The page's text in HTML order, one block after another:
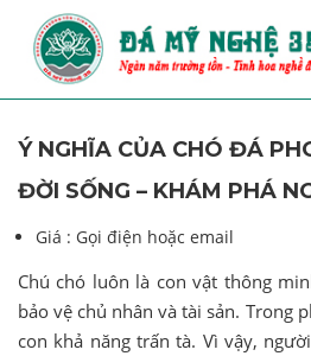
Ý NGHĨA CỦA CHÓ ĐÁ
ĐỜI SỐNG – KHÁM PHÁ
Giá : Gọi điện hoặc email
Chú chó luôn là con vật thông
bảo vệ chủ nhân và tài sản. Trong
con khả năng trấn tà. Vì vậy,